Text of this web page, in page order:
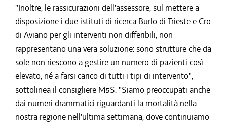
"Inoltre, le rassicurazioni dell'assessore, sul mettere a
disposizione i due istituti di ricerca Burlo di Trieste e Cro
di Aviano per gli interventi non differibili, non
rappresentano una vera soluzione: sono strutture che da
sole non riescono a gestire un numero di pazienti così
elevato, né a farsi carico di tutti i tipi di intervento",
sottolinea il consigliere M5S. "Siamo preoccupati anche
dai numeri drammatici riguardanti la mortalità nella
nostra regione nell'ultima settimana, dove continuiamo